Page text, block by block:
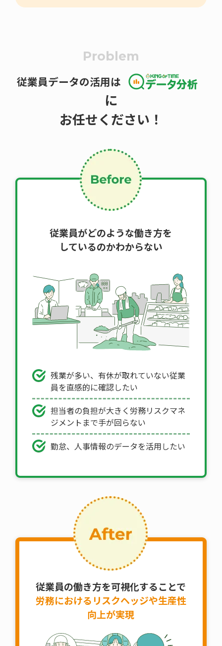
Problem
従業員データの活用は
に
お任せください！
従業員がどのような働き方を
しているのかわからない
残業が多い、有休が取れていない従業
員を直感的に確認したい
担当者の負担が大きく労務リスクマネ
ジメントまで手が回らない
勤怠、人事情報のデータを活用したい
従業員の働き方を可視化することで
労務におけるリスクヘッジや生産性
向上が実現